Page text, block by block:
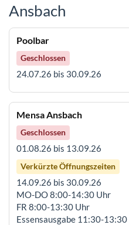
Ansbach
Poolbar
Geschlossen
24.07.26 bis 30.09.26
Mensa Ansbach
Geschlossen
01.08.26 bis 13.09.26
Verkürzte Öffnungszeiten
14.09.26 bis 30.09.26
MO-DO 8:00-14:30 Uhr
FR 8:00-13:30 Uhr
Essensausgabe 11:30-